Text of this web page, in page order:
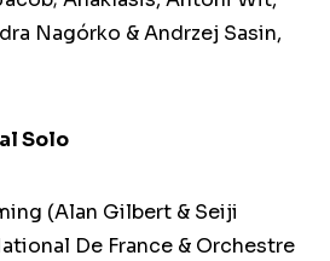
Nagórko & Andrzej Sasin,
Solo
(Alan Gilbert & Seiji
De France & Orchestre